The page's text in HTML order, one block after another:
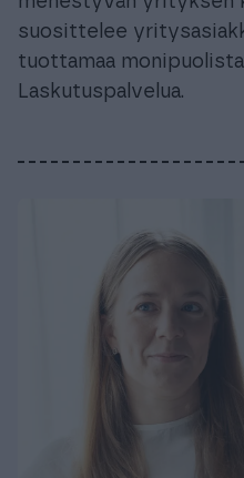
suosittelee
tuottamaa
Laskutuspalvelua.